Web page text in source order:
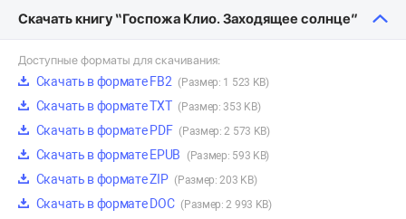
Скачать книгу “Госпожа Клио. Заходящее солнце”
Доступные форматы для скачивания:
Скачать в формате FB2 (Размер: 1 523 KB)
Скачать в формате TXT (Размер: 353 KB)
Скачать в формате PDF (Размер: 2 573 KB)
Скачать в формате EPUB (Размер: 593 KB)
Скачать в формате ZIP (Размер: 203 KB)
Скачать в формате DOC (Размер: 2 993 KB)